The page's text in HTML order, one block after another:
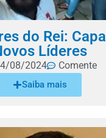
do Rei:
Líderes
08/2024 Comente
Saiba mais